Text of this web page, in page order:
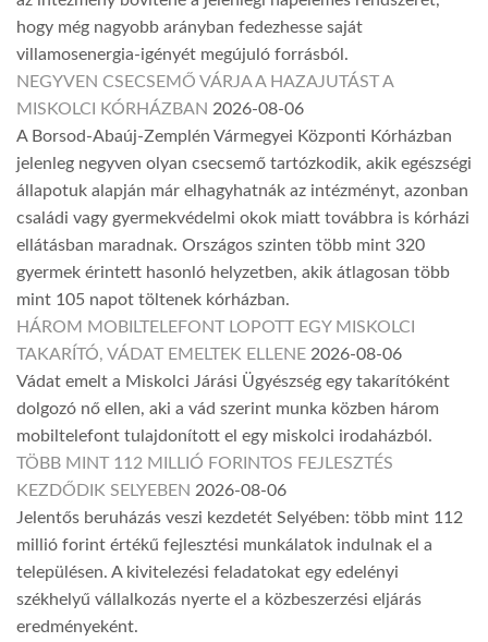
hogy még nagyobb arányban fedezhesse saját
villamosenergia-igényét megújuló forrásból.
NEGYVEN CSECSEMŐ VÁRJA A HAZAJUTÁST A
MISKOLCI KÓRHÁZBAN 2026-08-06
A Borsod-Abaúj-Zemplén Vármegyei Központi Kórházban
jelenleg negyven olyan csecsemő tartózkodik, akik egészségi
állapotuk alapján már elhagyhatnák az intézményt, azonban
családi vagy gyermekvédelmi okok miatt továbbra is kórházi
ellátásban maradnak. Országos szinten több mint 320
gyermek érintett hasonló helyzetben, akik átlagosan több
mint 105 napot töltenek kórházban.
HÁROM MOBILTELEFONT LOPOTT EGY MISKOLCI
TAKARÍTÓ, VÁDAT EMELTEK ELLENE 2026-08-06
Vádat emelt a Miskolci Járási Ügyészség egy takarítóként
dolgozó nő ellen, aki a vád szerint munka közben három
mobiltelefont tulajdonított el egy miskolci irodaházból.
TÖBB MINT 112 MILLIÓ FORINTOS FEJLESZTÉS
KEZDŐDIK SELYEBEN 2026-08-06
Jelentős beruházás veszi kezdetét Selyében: több mint 112
millió forint értékű fejlesztési munkálatok indulnak el a
településen. A kivitelezési feladatokat egy edelényi
székhelyű vállalkozás nyerte el a közbeszerzési eljárás
eredményeként.